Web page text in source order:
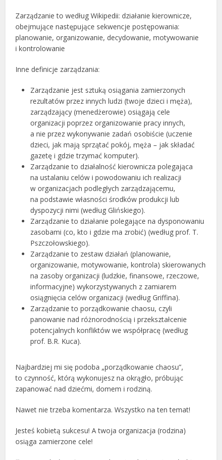
Zarządzanie to według Wikipedii: działanie kierownicze,
obejmujące następujące sekwencje postępowania:
planowanie, organizowanie, decydowanie, motywowanie
i kontrolowanie
Inne definicje zarządzania:
Zarządzanie jest sztuką osiągania zamierzonych
rezultatów przez innych ludzi (twoje dzieci i męża),
zarządzający (menedżerowie) osiągają cele
organizacji poprzez organizowanie pracy innych,
a nie przez wykonywanie zadań osobiście (uczenie
dzieci, jak mają sprzątać pokój, męża – jak składać
gazetę i gdzie trzymać komputer).
Zarządzanie to działalność kierownicza polegająca
na ustalaniu celów i powodowaniu ich realizacji
w organizacjach podległych zarządzającemu,
na podstawie własności środków produkcji lub
dyspozycji nimi (według Glińskiego).
Zarządzanie to działanie polegające na dysponowaniu
zasobami (co, kto i gdzie ma zrobić) (według prof. T.
Pszczołowskiego).
Zarządzanie to zestaw działań (planowanie,
organizowanie, motywowanie, kontrola) skierowanych
na zasoby organizacji (ludzkie, finansowe, rzeczowe,
informacyjne) wykorzystywanych z zamiarem
osiągnięcia celów organizacji (według Griffina).
Zarządzanie to porządkowanie chaosu, czyli
panowanie nad różnorodnością i przekształcenie
potencjalnych konfliktów we współpracę (według
prof. B.R. Kuca).
Najbardziej mi się podoba „porządkowanie chaosu”,
to czynność, którą wykonujesz na okrągło, próbując
zapanować nad dziećmi, domem i rodziną.
Nawet nie trzeba komentarza. Wszystko na ten temat!
Jesteś kobietą sukcesu! A twoja organizacja (rodzina)
osiąga zamierzone cele!